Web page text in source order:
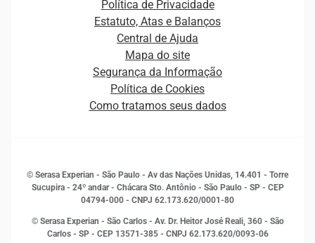
Curso Gratuito de Saúde Financeira
Empreendedorismo
Estudos e Pesquisas
Inovação e Tecnologia
Leis e impostos
Marketing
Distribuidores e representantes
Estrutura Organizacional
Sala de Imprensa
Política de Privacidade
Estatuto, Atas e Balanços
Central de Ajuda
Mapa do site
Segurança da Informação
Política de Cookies
Como tratamos seus dados
© Serasa Experian - São Paulo - Av das Nações Unidas, 14.401 - Torre
Sucupira - 24º andar - Chácara Sto. Antônio - São Paulo - SP - CEP
04794-000 - CNPJ 62.173.620/0001-80
© Serasa Experian - São Carlos - Av. Dr. Heitor José Reali, 360 - São
Carlos - SP - CEP 13571-385 - CNPJ 62.173.620/0093-06